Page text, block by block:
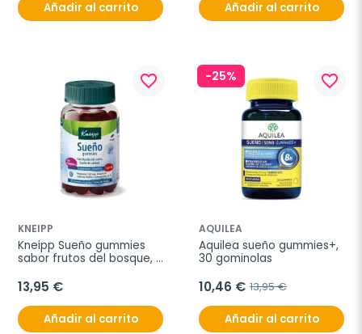
Añadir al carrito Añadir al carrito
favorite_border
KNEIPP
Kneipp Sueño gummies
sabor frutos del bosque,
13,95 €
Añadir al carrito
-25% favorite_border
AQUILEA
Aquilea sueño gummies+,
30 gominolas
10,46 € 13,95 €
Añadir al carrito